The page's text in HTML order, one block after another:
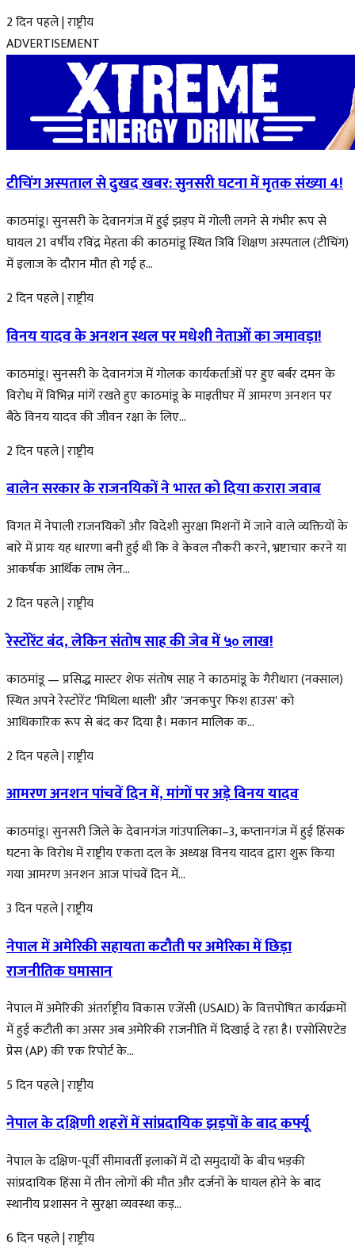
2 दिन पहले|राष्ट्रीय
ADVERTISEMENT
टीचिंग अस्पताल से दुखद खबर: सुनसरी घटना में मृतक संख्या 4!
काठमांडू। सुनसरी के देवानगंज में हुई झड़प में गोली लगने से गंभीर रूप से
घायल 21 वर्षीय रविंद्र मेहता की काठमांडू स्थित त्रिवि शिक्षण अस्पताल (टीचिंग)
में इलाज के दौरान मौत हो गई ह...
2 दिन पहले|राष्ट्रीय
विनय यादव के अनशन स्थल पर मधेशी नेताओं का जमावड़ा!
काठमांडू। सुनसरी के देवानगंज में गोलक कार्यकर्ताओं पर हुए बर्बर दमन के
विरोध में विभिन्न मांगें रखते हुए काठमांडू के माइतीघर में आमरण अनशन पर
बैठे विनय यादव की जीवन रक्षा के लिए...
2 दिन पहले|राष्ट्रीय
बालेन सरकार के राजनयिकों ने भारत को दिया करारा जवाब
विगत में नेपाली राजनयिकों और विदेशी सुरक्षा मिशनों में जाने वाले व्यक्तियों के
बारे में प्रायः यह धारणा बनी हुई थी कि वे केवल नौकरी करने, भ्रष्टाचार करने या
आकर्षक आर्थिक लाभ लेन...
2 दिन पहले|राष्ट्रीय
रेस्टोरेंट बंद, लेकिन संतोष साह की जेब में ५० लाख!
काठमांडू — प्रसिद्ध मास्टर शेफ संतोष साह ने काठमांडू के गैरीधारा (नक्साल)
स्थित अपने रेस्टोरेंट 'मिथिला थाली' और 'जनकपुर फिश हाउस' को
आधिकारिक रूप से बंद कर दिया है। मकान मालिक क...
2 दिन पहले|राष्ट्रीय
आमरण अनशन पांचवें दिन में, मांगों पर अड़े विनय यादव
काठमांडू। सुनसरी जिले के देवानगंज गांउपालिका–3, कप्तानगंज में हुई हिंसक
घटना के विरोध में राष्ट्रीय एकता दल के अध्यक्ष विनय यादव द्वारा शुरू किया
गया आमरण अनशन आज पांचवें दिन में...
3 दिन पहले|राष्ट्रीय
नेपाल में अमेरिकी सहायता कटौती पर अमेरिका में छिड़ा
राजनीतिक घमासान
नेपाल में अमेरिकी अंतर्राष्ट्रीय विकास एजेंसी (USAID) के वित्तपोषित कार्यक्रमों
में हुई कटौती का असर अब अमेरिकी राजनीति में दिखाई दे रहा है। एसोसिएटेड
प्रेस (AP) की एक रिपोर्ट के...
5 दिन पहले|राष्ट्रीय
नेपाल के दक्षिणी शहरों में सांप्रदायिक झड़पों के बाद कर्फ्यू
नेपाल के दक्षिण-पूर्वी सीमावर्ती इलाकों में दो समुदायों के बीच भड़की
सांप्रदायिक हिंसा में तीन लोगों की मौत और दर्जनों के घायल होने के बाद
स्थानीय प्रशासन ने सुरक्षा व्यवस्था कड़...
6 दिन पहले|राष्ट्रीय